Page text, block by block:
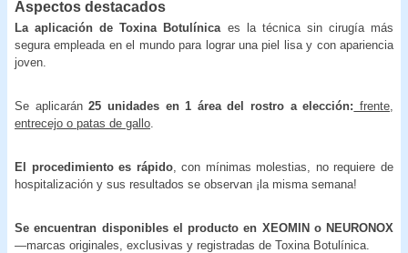
Aspectos destacados
La aplicación de Toxina Botulínica es la técnica sin cirugía más
segura empleada en el mundo para lograr una piel lisa y con apariencia
joven.
Se aplicarán25 unidades en 1 área del rostro a elección: frente,
entrecejo o patas de gallo
El procedimiento es rápido, con mínimas molestias, no requiere de
hospitalización y sus resultados se observan ¡la misma semana!
Se encuentran disponibles el producto en XEOMIN o NEURONOX
—marcas originales, exclusivas y registradas de Toxina Botulínica.